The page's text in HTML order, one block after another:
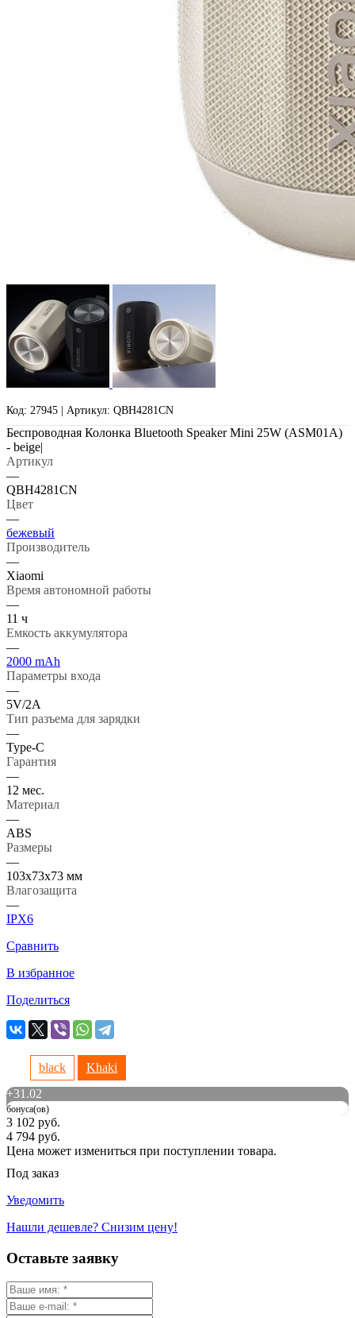
Код: 27945 | Артикул: QBH4281CN
Беспроводная Колонка Bluetooth Speaker Mini 25W (ASM01A)
- beige|
Артикул
—
QBH4281CN
Цвет
—
бежевый
Производитель
—
Xiaomi
Время автономной работы
—
11 ч
Емкость аккумулятора
—
2000 mAh
Параметры входа
—
5V/2А
Тип разъема для зарядки
—
Type-C
Гарантия
—
12 мес.
Материал
—
ABS
Размеры
—
103х73х73 мм
Влагозащита
—
IPX6
Сравнить
В избранное
Поделиться
black
Khaki
+31.02
бонуса(ов)
3 102 руб.
4 794 руб.
Цена может измениться при поступлении товара.
Под заказ
Уведомить
Нашли дешевле? Снизим цену!
Оставьте заявку